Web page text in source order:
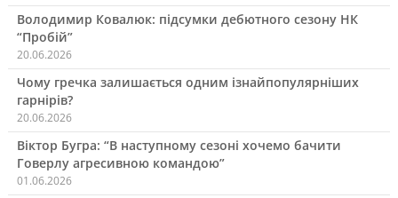
Володимир Ковалюк: підсумки дебютного сезону НК
“Пробій”
20.06.2026
Чому гречка залишається одним ізнайпопулярніших
гарнірів?
20.06.2026
Віктор Бугра: “В наступному сезоні хочемо бачити
Говерлу агресивною командою”
01.06.2026